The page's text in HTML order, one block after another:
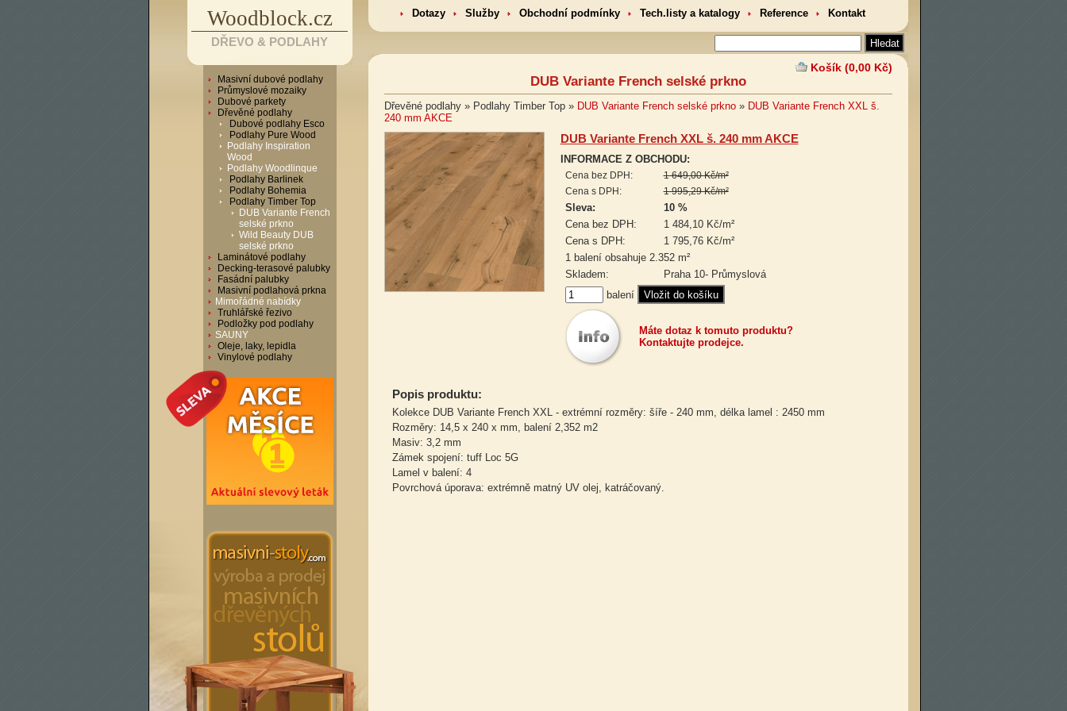
Woodblock.cz
DŘEVO & PODLAHY
Masivní dubové podlahy
Průmyslové mozaiky
Dubové parkety
Dřevěné podlahy
Dubové podlahy Esco
Podlahy Pure Wood
Podlahy Inspiration
Wood
Podlahy Woodlinque
Podlahy Barlinek
Podlahy Bohemia
Podlahy Timber Top
DUB Variante French
selské prkno
Wild Beauty DUB
selské prkno
Laminátové podlahy
Decking-terasové palubky
Fasádní palubky
Masivní podlahová prkna
Mimořádné nabídky
Truhlářské řezivo
Podložky pod podlahy
SAUNY
Oleje, laky, lepidla
Vinylové podlahy
Dotazy Služby Obchodní podmínky Tech.listy a katalogy Reference Kontakt
Košík (0,00 Kč)
DUB Variante French selské prkno
Dřevěné podlahy » Podlahy Timber Top » DUB Variante French selské prkno» DUB Variante French XXL š.
240 mm AKCE
DUB Variante French XXL š. 240 mm AKCE
INFORMACE Z OBCHODU:
Cena bez DPH:
1 649,00 Kč/m²
Cena s DPH:
1 995,29 Kč/m²
Sleva:
10 %
Cena bez DPH:
1 484,10 Kč/m²
Cena s DPH:
1 795,76 Kč/m²
1 balení obsahuje 2.352 m²
Skladem:
Praha 10- Průmyslová
balení
Máte dotaz k tomuto produktu?
Kontaktujte prodejce.
Popis produktu:
Kolekce DUB Variante French XXL - extrémní rozměry: šíře - 240 mm, délka lamel : 2450 mm
Rozměry: 14,5 x 240 x mm, balení 2,352 m2
Masiv: 3,2 mm
Zámek spojení: tuff Loc 5G
Lamel v balení: 4
Povrchová úporava: extrémně matný UV olej, katráčovaný.